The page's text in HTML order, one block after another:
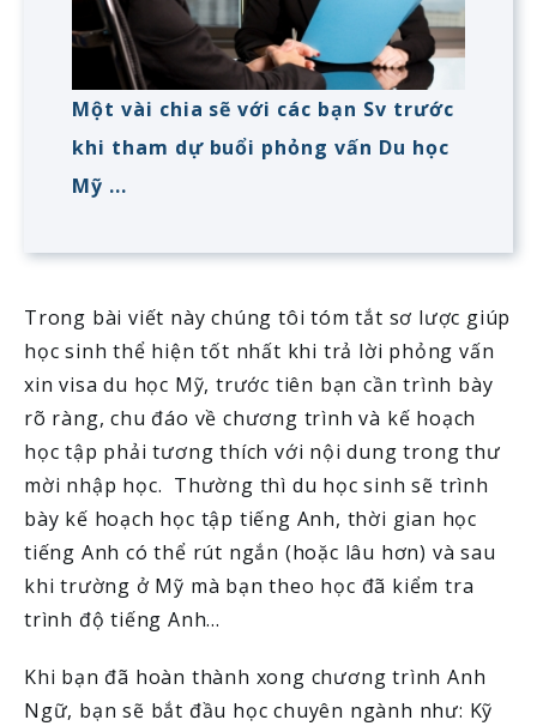
Một vài chia sẽ với các bạn Sv trước
khi tham dự buổi phỏng vấn Du học
Mỹ ...
Trong bài viết này chúng tôi tóm tắt sơ lược giúp
học sinh thể hiện tốt nhất khi trả lời phỏng vấn
xin visa du học Mỹ, trước tiên bạn cần trình bày
rõ ràng, chu đáo về chương trình và kế hoạch
học tập phải tương thích với nội dung trong thư
mời nhập học. Thường thì du học sinh sẽ trình
bày kế hoạch học tập tiếng Anh, thời gian học
tiếng Anh có thể rút ngắn (hoặc lâu hơn) và sau
khi trường ở Mỹ mà bạn theo học đã kiểm tra
trình độ tiếng Anh...
Khi bạn đã hoàn thành xong chương trình Anh
Ngữ, bạn sẽ bắt đầu học chuyên ngành như: Kỹ